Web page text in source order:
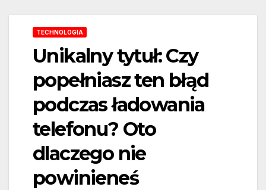
TECHNOLOGIA
Unikalny tytuł: Czy
popełniasz ten błąd
podczas ładowania
telefonu? Oto
dlaczego nie
powinieneś